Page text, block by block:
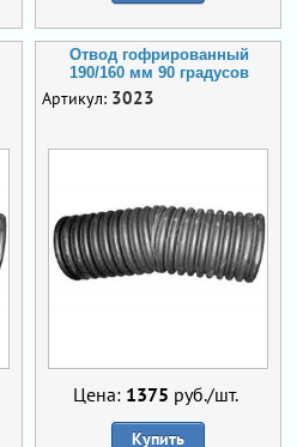
Отвод гофрированный
190/160 мм 90 градусов
Артикул: 3023
Цена: 1375 руб./шт.
Купить